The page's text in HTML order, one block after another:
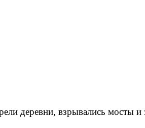
деревни, взрывались мосты и